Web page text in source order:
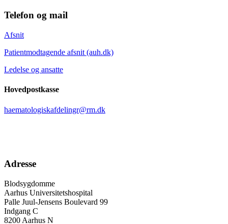
Telefon og mail
Afsnit
Patientmodtagende afsnit (auh.dk)
Ledelse og ansatte
Hovedpostkasse
haematologiskafdelingr@rm.dk
Adresse
Blodsygdomme
Aarhus Universitetshospital
Palle Juul-Jensens Boulevard 99
Indgang C
8200 Aarhus N